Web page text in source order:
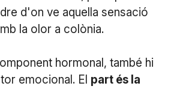
d'on ve aquella sensació
la olor a colònia.
hormonal, també hi
emocional. El part és la